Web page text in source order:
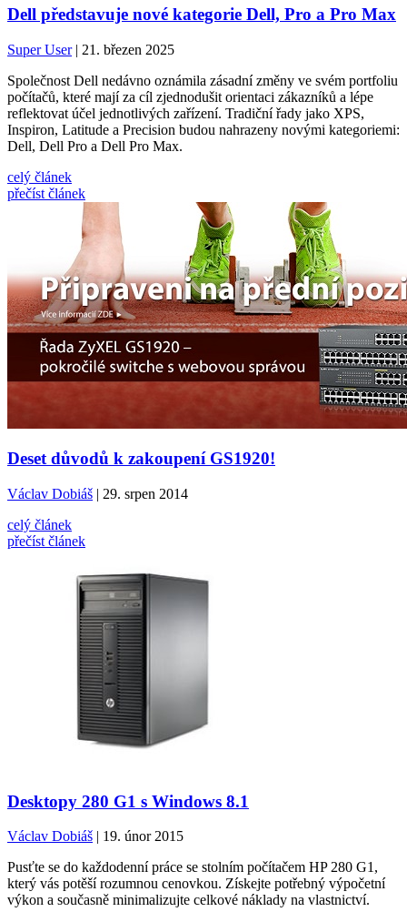
Dell představuje nové kategorie Dell, Pro a Pro Max
Super User| 21. březen 2025
Společnost Dell nedávno oznámila zásadní změny ve svém portfoliu
počítačů, které mají za cíl zjednodušit orientaci zákazníků a lépe
reflektovat účel jednotlivých zařízení. Tradiční řady jako XPS,
Inspiron, Latitude a Precision budou nahrazeny novými kategoriemi:
Dell, Dell Pro a Dell Pro Max.
celý článek
přečíst článek
Deset důvodů k zakoupení GS1920!
Václav Dobiáš | 29. srpen 2014
celý článek
přečíst článek
Desktopy 280 G1 s Windows 8.1
Václav Dobiáš | 19. únor 2015
Pusťte se do každodenní práce se stolním počítačem HP 280 G1,
který vás potěší rozumnou cenovkou. Získejte potřebný výpočetní
výkon a současně minimalizujte celkové náklady na vlastnictví.